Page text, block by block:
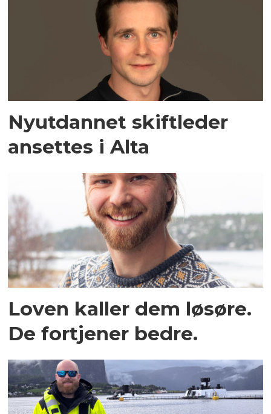
Nyutdannet skiftleder
ansettes i Alta
Loven kaller dem løsøre.
De fortjener bedre.